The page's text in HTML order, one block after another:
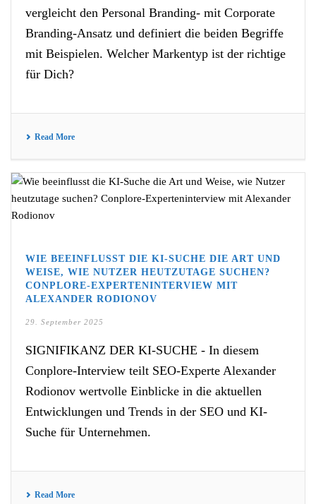
vergleicht den Personal Branding- mit Corporate
Branding-Ansatz und definiert die beiden Begriffe
mit Beispielen. Welcher Markentyp ist der richtige
für Dich?
Read More
WIE BEEINFLUSST DIE KI-SUCHE DIE ART UND
WEISE, WIE NUTZER HEUTZUTAGE SUCHEN?
CONPLORE-EXPERTENINTERVIEW MIT
ALEXANDER RODIONOV
29. September 2025
SIGNIFIKANZ DER KI-SUCHE - In diesem
Conplore-Interview teilt SEO-Experte Alexander
Rodionov wertvolle Einblicke in die aktuellen
Entwicklungen und Trends in der SEO und KI-
Suche für Unternehmen.
Read More